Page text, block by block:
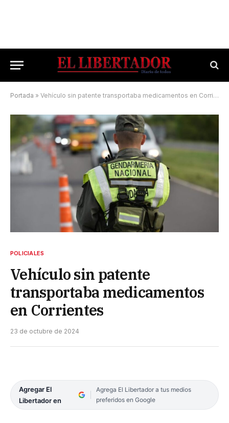
Portada » Vehículo sin patente transportaba medicamentos en Corrientes
POLICIALES
Vehículo sin patente
transportaba medicamentos
en Corrientes
23 de octubre de 2024
Agregar El
Libertador en
Agrega El Libertador a tus medios
preferidos en Google